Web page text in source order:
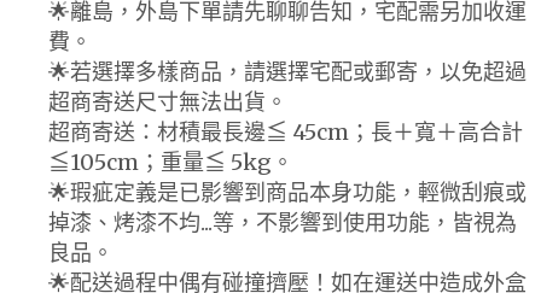
🌟離島，外島下單請先聊聊告知，宅配需另加收運
費。
🌟若選擇多樣商品，請選擇宅配或郵寄，以免超過
超商寄送尺寸無法出貨。
超商寄送：材積最長邊≦ 45cm；長＋寬＋高合計
≦105cm；重量≦ 5kg。
🌟瑕疵定義是已影響到商品本身功能，輕微刮痕或
掉漆、烤漆不均...等，不影響到使用功能，皆視為
良品。
🌟配送過程中偶有碰撞擠壓！如在運送中造成外盒